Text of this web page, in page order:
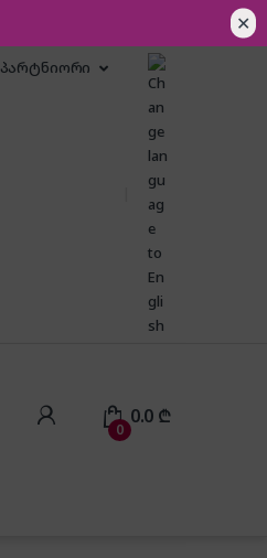
✕
პარტნიორი
0
0.0 ₾